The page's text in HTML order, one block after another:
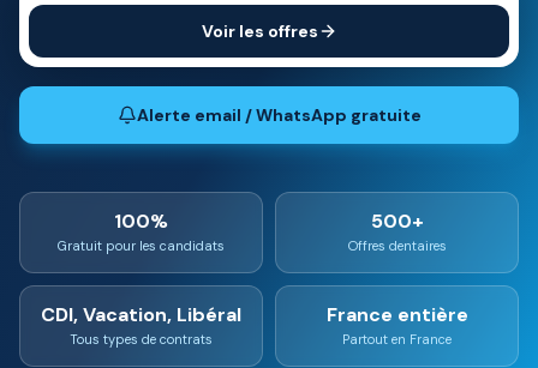
Voir les offres
Alerte email / WhatsApp gratuite
100%
Gratuit pour les candidats
500+
Offres dentaires
CDI, Vacation, Libéral
Tous types de contrats
France entière
Partout en France